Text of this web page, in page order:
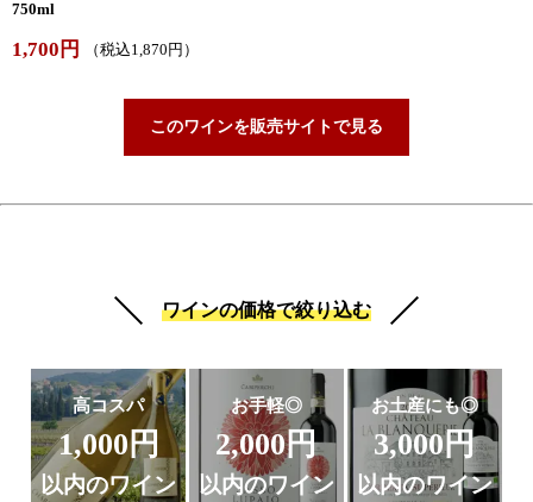
750ml
1,700円 （税込1,870円）
このワインを販売サイトで見る
ワインの価格で絞り込む
高コスパ
1,000円
以内のワイン
お手軽◎
2,000円
以内のワイン
お土産にも◎
3,000円
以内のワイン